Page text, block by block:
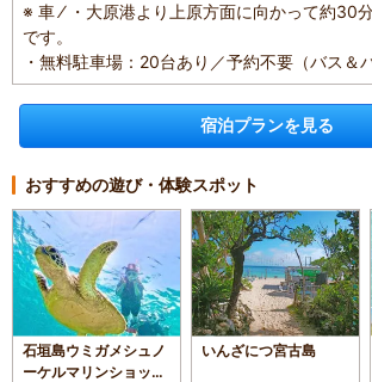
※ 車 ⁄ ・大原港より上原方面に向かって約30
です。
・無料駐車場：20台あり／予約不要（バス＆
宿泊プランを見る
おすすめの遊び・体験スポット
石垣島ウミガメシュノ
ーケルマリンショップ
いんざにつ宮古島